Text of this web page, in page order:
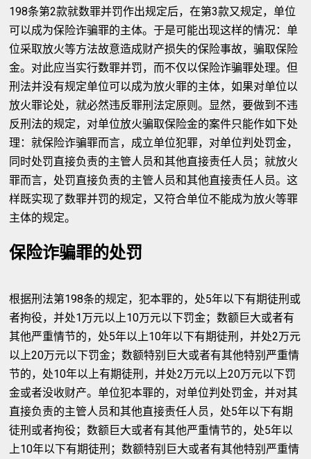
198条第2款就数罪并罚作出规定后，在第3款又规定，单位
可以成为保险诈骗罪的主体。于是可能出现这样的情况：单
位采取放火等方法故意造成财产损失的保险事故，骗取保险
金。对此应当实行数罪并罚，而不仅以保险诈骗罪处理。但
刑法并没有规定单位可以成为放火罪的主体，如果对单位以
放火罪论处，就必然违反罪刑法定原则。显然，要做到不违
反刑法的规定，对单位放火骗取保险金的案件只能作如下处
理：就保险诈骗罪而言，成立单位犯罪，对单位判处罚金，
同时处罚直接负责的主管人员和其他直接责任人员；就放火
罪而言，处罚直接负责的主管人员和其他直接责任人员。这
样既实现了数罪并罚的规定，又符合单位不能成为放火等罪
主体的规定。
保险诈骗罪的处罚
根据刑法第198条的规定，犯本罪的，处5年以下有期徒刑或
者拘役，并处1万元以上10万元以下罚金；数额巨大或者有
其他严重情节的，处5年以上10年以下有期徒刑，并处2万元
以上20万元以下罚金；数额特别巨大或者有其他特别严重情
节的，处10年以上有期徒刑，并处2万元以上20万元以下罚
金或者没收财产。单位犯本罪的，对单位判处罚金，并对其
直接负责的主管人员和其他直接责任人员，处5年以下有期
徒刑或者拘役；数额巨大或者有其他严重情节的，处5年以
上10年以下有期徒刑；数额特别巨大或者有其他特别严重情